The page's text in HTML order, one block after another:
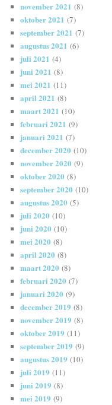
november 2021 (8)
oktober 2021 (7)
september 2021 (7)
augustus 2021 (6)
juli 2021 (4)
juni 2021 (8)
mei 2021 (11)
april 2021 (8)
maart 2021 (10)
februari 2021 (9)
januari 2021 (7)
december 2020 (10)
november 2020 (9)
oktober 2020 (8)
september 2020 (10)
augustus 2020 (5)
juli 2020 (10)
juni 2020 (10)
mei 2020 (8)
april 2020 (8)
maart 2020 (8)
februari 2020 (7)
januari 2020 (9)
december 2019 (8)
november 2019 (8)
oktober 2019 (11)
september 2019 (9)
augustus 2019 (10)
juli 2019 (11)
juni 2019 (8)
mei 2019 (9)